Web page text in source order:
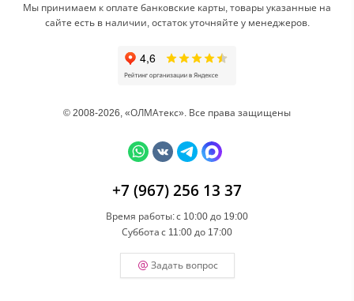
Мы принимаем к оплате банковские карты, товары указанные на
сайте есть в наличии, остаток уточняйте у менеджеров.
© 2008-2026, «ОЛМАтекс». Все права защищены
+7 (967) 256 13 37
Время работы:с 10:00 до 19:00
Субботас 11:00 до 17:00
Задать вопрос